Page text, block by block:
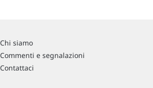
Chi siamo
Commenti e segnalazioni
Contattaci